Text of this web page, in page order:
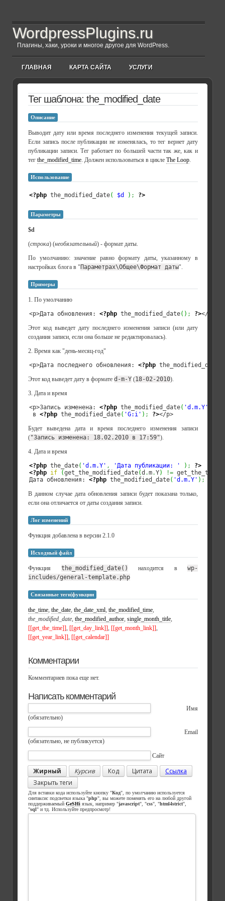
WordpressPlugins.ru
Плагины, хаки, уроки и многое другое для WordPress.
ГЛАВНАЯ КАРТА САЙТА УСЛУГИ
Тег шаблона: the_modified_date
Описание
Выводит дату или время последнего изменения текущей записи.
Если запись после публикации не изменялась, то тег вернет дату
публикации записи. Тег работает по большей части так же, как и
тег the_modified_time. Должен использоваться в цикле The Loop.
Использование
<?php the_modified_date( $d ) ; ?>
Параметры
$d
(строка) (необязательный) - формат даты.
По умолчанию: значение равно формату даты, указанному в
настройках блога в " Параметрах\Общее\Формат даты".
Примеры
1. По умолчанию
<p>Дата обновления: <?php the_modified_date( ) ; ?></p>
Этот код выведет дату последнего изменения записи (или дату
создания записи, если она больше не редактировалась).
2. Время как "день-месяц-год"
<p>Дата последнего обновления: <?php the_modified_date
Этот код выведет дату в формате d-m-Y (18-02-2010).
3. Дата и время
<p>Запись изменена: <?php the_modified_date( 'd.m.Y'
в <?php the_modified_date( 'G:i' ) ; ?></p>
Будет выведена дата и время последнего изменения записи
("Запись изменена: 18.02.2010 в 17:59").
4. Дата и время
<?php the_date( 'd.m.Y' , 'Дата публикации: ' ) ;
?>
<?php if (get_the_modified_date(d .m.Y) != get_the_time
Дата обновления: <?php the_modified_date( 'd.m.Y' ) ;
В данном случае дата обновления записи будет показана только,
если она отличается от даты создания записи.
Лог изменений
Функция добавлена в версии 2.1.0
Исходный файл
Функция the_modified_date() находится в wp-
includes/general-template.php
Связанные теги|функции
the_time, the_date, the_date_xml, the_modified_time,
the_modified_date, the_modified_author, single_month_title,
[[get_the_time]], [[get_day_link]], [[get_month_link]],
[[get_year_link]], [[get_calendar]]
Комментарии
Комментариев пока еще нет.
Написать комментарий
Имя
(обязательно)
Email
(обязательно, не публикуется)
Сайт
Жирный Курсив Код Цитата
Ссылка
Закрыть теги
Для вставки кода используйте кнопку "Код", по умолчанию используется
синтаксис подсветки языка "php", вы можете поменять его на любой другой
поддерживаемый GeSHi язык, например "javascript", "css", "html4strict",
"sql" и тд. Используйте предпросмотр!